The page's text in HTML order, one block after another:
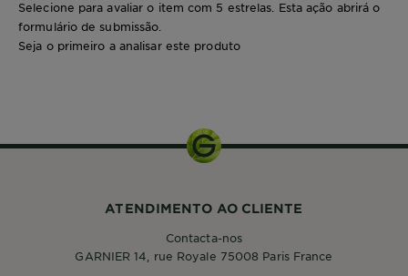
Selecione para avaliar o item com 5 estrelas. Esta ação abrirá o
formulário de submissão.
Seja o primeiro a analisar este produto
ATENDIMENTO AO CLIENTE
Contacta-nos
GARNIER 14, rue Royale 75008 Paris France